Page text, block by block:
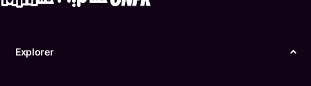
Explorer
Confidentialité